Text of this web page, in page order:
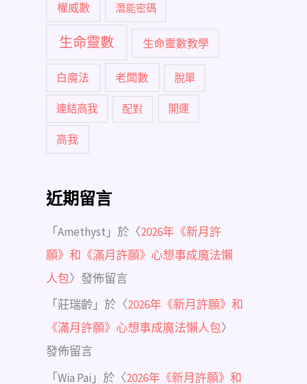
權威數 潛能密碼
生命靈數 生命靈數教學
白魔法 老闆數 脫單
連結高我 配對 開運
高我
近期留言
「Amethyst 」於〈2026年《新月許
願》和《滿月許願》心想事成魔法懶
人包〉發佈留言
「莊瑞齡 」於〈2026年《新月許願》和
《滿月許願》心想事成魔法懶人包〉
發佈留言
「Wia Pai 」於〈2026年《新月許願》和